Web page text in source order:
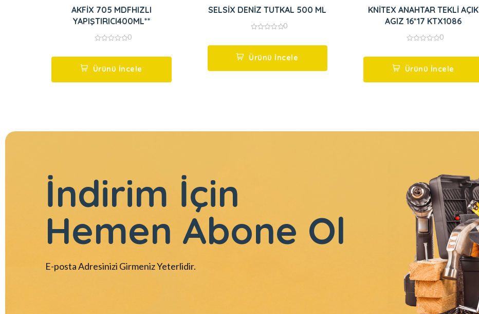
AKFİX 705 MDFHIZLI
YAPIŞTIRICI400ML**
5
0
Ürünü İncele
SELSİX DENİZ TUTKAL 500 ML
5
0
Ürünü İncele
KNİTEX ANAHTAR TEKLİ AÇIK
AGIZ 16*17 KTX1086
5
0
Ürünü İncele
İndirim İçin
Hemen Abone Ol
E-posta Adresinizi Girmeniz Yeterlidir.